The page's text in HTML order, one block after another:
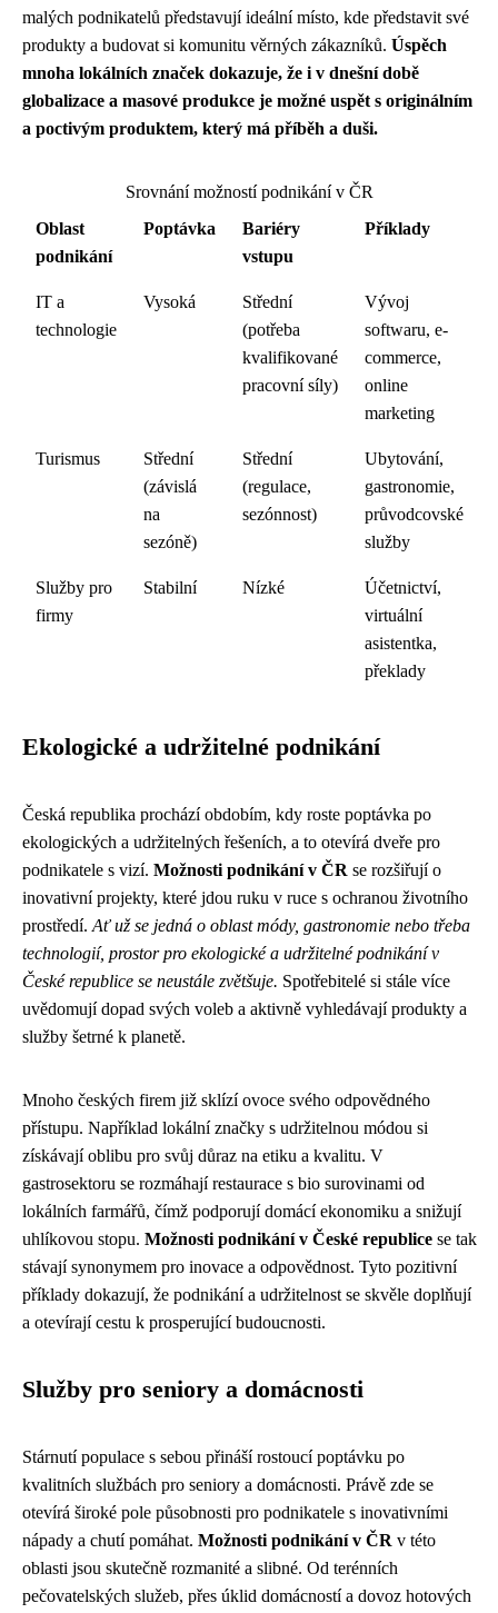
malých podnikatelů představují ideální místo, kde představit své
produkty a budovat si komunitu věrných zákazníků. Úspěch
mnoha lokálních značek dokazuje, že i v dnešní době
globalizace a masové produkce je možné uspět s originálním
a poctivým produktem, který má příběh a duši.
Srovnání možností podnikání v ČR
Oblast
podnikání
Poptávka
Bariéry
vstupu
Příklady
IT a
technologie
Vysoká
Střední
(potřeba
kvalifikované
pracovní síly)
Vývoj
softwaru, e-
commerce,
online
marketing
Turismus
Střední
(závislá
na
sezóně)
Střední
(regulace,
sezónnost)
Ubytování,
gastronomie,
průvodcovské
služby
Služby pro
firmy
Stabilní Nízké
Účetnictví,
virtuální
asistentka,
překlady
Ekologické a udržitelné podnikání
Česká republika prochází obdobím, kdy roste poptávka po
ekologických a udržitelných řešeních, a to otevírá dveře pro
podnikatele s vizí. Možnosti podnikání v ČR se rozšiřují o
inovativní projekty, které jdou ruku v ruce s ochranou životního
prostředí. Ať už se jedná o oblast módy, gastronomie nebo třeba
technologií, prostor pro ekologické a udržitelné podnikání v
České republice se neustále zvětšuje. Spotřebitelé si stále více
uvědomují dopad svých voleb a aktivně vyhledávají produkty a
služby šetrné k planetě.
Mnoho českých firem již sklízí ovoce svého odpovědného
přístupu. Například lokální značky s udržitelnou módou si
získávají oblibu pro svůj důraz na etiku a kvalitu. V
gastrosektoru se rozmáhají restaurace s bio surovinami od
lokálních farmářů, čímž podporují domácí ekonomiku a snižují
uhlíkovou stopu. Možnosti podnikání v České republice se tak
stávají synonymem pro inovace a odpovědnost. Tyto pozitivní
příklady dokazují, že podnikání a udržitelnost se skvěle doplňují
a otevírají cestu k prosperující budoucnosti.
Služby pro seniory a domácnosti
Stárnutí populace s sebou přináší rostoucí poptávku po
kvalitních službách pro seniory a domácnosti. Právě zde se
otevírá široké pole působnosti pro podnikatele s inovativními
nápady a chutí pomáhat. Možnosti podnikání v ČR v této
oblasti jsou skutečně rozmanité a slibné. Od terénních
pečovatelských služeb, přes úklid domácností a dovoz hotových